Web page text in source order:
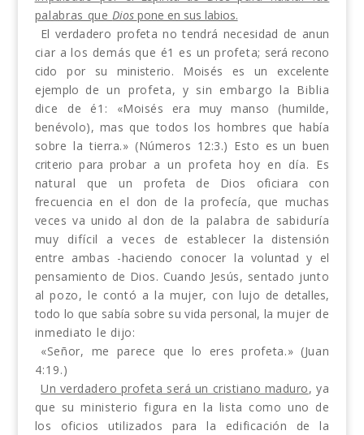
palabras que Dios pone en sus labios.
El verdadero profeta no tendrá necesidad de anun­
ciar a los demás que é1 es un profeta; será recono­
cido por su ministerio. Moisés es un excelente
ejemplo de un profeta, y sin embargo la Biblia
dice de é1: «Moisés era muy manso (humilde,
benévolo), mas que todos los hombres que había
sobre la tierra.» (Números 12:3.) Esto esun buen
criterio para pro­bar a un profeta hoy en día. Es
natural que unprofeta de Dios oficiara con
frecuencia en el don dela profecía, que muchas
veces va unido al don de la palabra de sabiduría
muy difícil a veces de es­tablecer la distensión
entre ambas -haciendo conocerla voluntad y el
pensamiento de Dios. Cuando Jesús, sentado junto
al pozo, le contó a la mujer, con lujo de detalles,
todo lo que sabía sobre su vida personal, lamujer de
inmediato le dijo:
«Señor, me parece que lo eres profeta.» (Juan
4:19.)
Un verdadero profeta será un cristiano maduro,ya
que su ministerio figura en la lista como uno de
los oficios utilizados para la edificación de la